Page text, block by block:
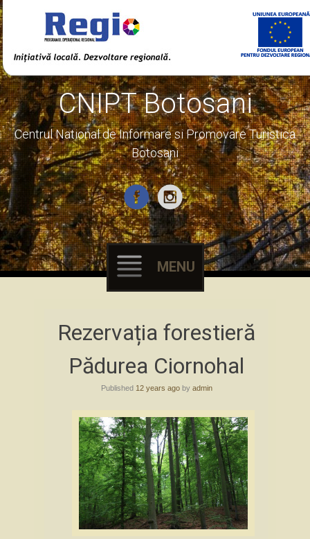
CNIPT Botosani
Centrul National de Informare si Promovare Turistica
Botosani
MENU
to
content
Rezervația forestieră
Pădurea Ciornohal
Published 12 years agoby admin